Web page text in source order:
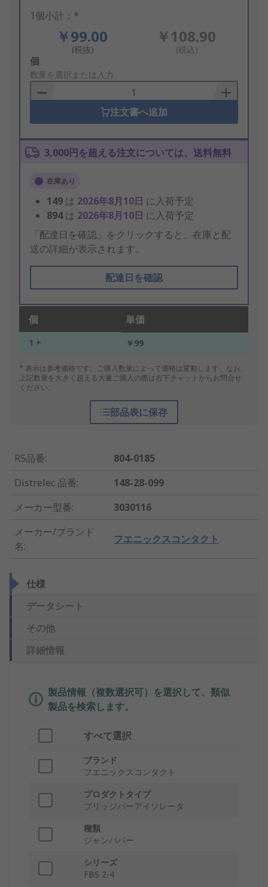
1個小計：*
￥99.00
(税抜)
￥108.90
(税込)
Add
to
Basket
個
数量を選択または入力
注文書へ追加
3,000円を超える注文については、送料無料
在庫あり
149 は 2026年8月10日 に入荷予定
894は 2026年8月10日 に入荷予定
「配達日を確認」をクリックすると、在庫と配
送の詳細が表示されます。
配達日を確認
個 単価
1 + ￥99
* 表示は参考価格です。ご購入数量によって価格は変動します。なお、
上記数量を大きく超える大量ご購入の際は右下チャットからお問合せ
ください。
部品表に保存
RS品番:
804-0185
Distrelec 品番:
148-28-099
メーカー型番:
3030116
メーカー/ブランド
名:
フエニックスコンタクト
仕様
データシート
その他
詳細情報
製品情報（複数選択可）を選択して、類似
製品を検索します。
すべて選択
ブランド
フエニックスコンタクト
プロダクトタイプ
ブリッジバーアイソレータ
種類
ジャンパバー
シリーズ
FBS 2-4